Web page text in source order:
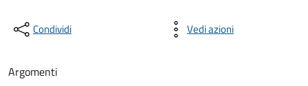
Condividi Vedi azioni
Argomenti